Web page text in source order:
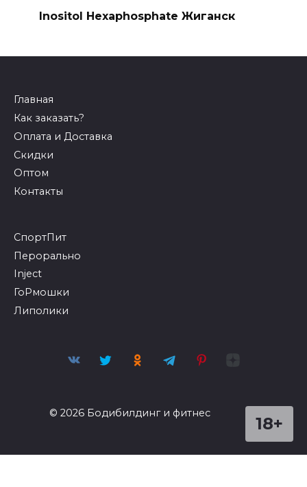
Inositol Hexaphosphate Жиганск
Главная
Как заказать?
Оплата и Доставка
Скидки
Оптом
Контакты
СпортПит
Перорально
Inject
ГоРмошки
Липолики
18+
© 2026 Бодибилдинг и фитнес